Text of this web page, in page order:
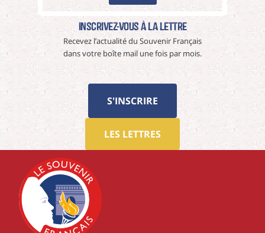
Inscrivez-vous à La Lettre
Recevez l’actualité du Souvenir Français
dans votre boîte mail une fois par mois.
S'INSCRIRE
LES LETTRES